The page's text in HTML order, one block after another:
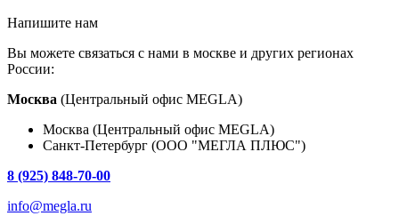
Напишите нам
Вы можете связаться с нами в москве и других регионах
России:
Москва (Центральный офис MEGLA)
Москва (Центральный офис MEGLA)
Санкт-Петербург (ООО "МЕГЛА ПЛЮС")
8 (925) 848-70-00
info@megla.ru